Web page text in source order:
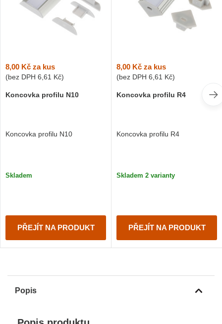
8,00 Kč za kus
(bez DPH 6,61 Kč)
Koncovka profilu N10
Koncovka profilu N10
Skladem
PŘEJÍT NA PRODUKT
8,00 Kč za kus
(bez DPH 6,61 Kč)
Koncovka profilu R4
Koncovka profilu R4
Skladem 2 varianty
PŘEJÍT NA PRODUKT
Popis